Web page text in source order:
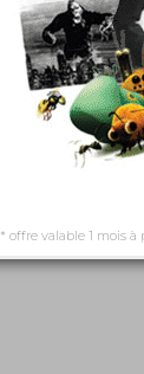
* offre valable 1 mois